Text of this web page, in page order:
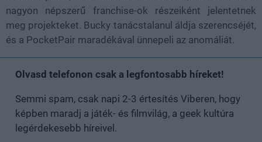
nagyon népszerű franchise-ok részeiként jelentetnek
meg projekteket. Bucky tanácstalanul áldja szerencséjét,
és a PocketPair maradékával ünnepeli az anomáliát.
Olvasd telefonon csak a legfontosabb híreket!
Semmi spam, csak napi 2-3 értesítés Viberen, hogy
képben maradj a játék- és filmvilág, a geek kultúra
legérdekesebb híreivel.